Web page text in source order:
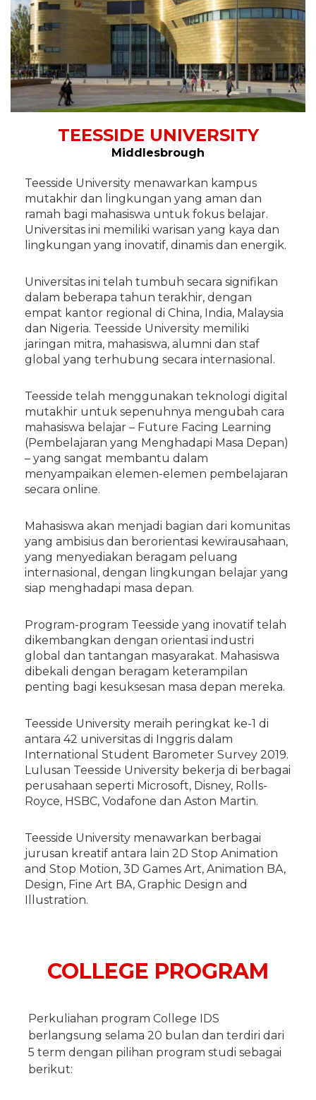
TEESSIDE UNIVERSITY
Middlesbrough
Teesside University menawarkan kampus
mutakhir dan lingkungan yang aman dan
ramah bagi mahasiswa untuk fokus belajar.
Universitas ini memiliki warisan yang kaya dan
lingkungan yang inovatif, dinamis dan energik.
Universitas ini telah tumbuh secara signifikan
dalam beberapa tahun terakhir, dengan
empat kantor regional di China, India, Malaysia
dan Nigeria. Teesside University memiliki
jaringan mitra, mahasiswa, alumni dan staf
global yang terhubung secara internasional.
Teesside telah menggunakan teknologi digital
mutakhir untuk sepenuhnya mengubah cara
mahasiswa belajar – Future Facing Learning
(Pembelajaran yang Menghadapi Masa Depan)
– yang sangat membantu dalam
menyampaikan elemen-elemen pembelajaran
secara online.
Mahasiswa akan menjadi bagian dari komunitas
yang ambisius dan berorientasi kewirausahaan,
yang menyediakan beragam peluang
internasional, dengan lingkungan belajar yang
siap menghadapi masa depan.
Program-program Teesside yang inovatif telah
dikembangkan dengan orientasi industri
global dan tantangan masyarakat. Mahasiswa
dibekali dengan beragam keterampilan
penting bagi kesuksesan masa depan mereka.
Teesside University meraih peringkat ke-1 di
antara 42 universitas di Inggris dalam
International Student Barometer Survey 2019.
Lulusan Teesside University bekerja di berbagai
perusahaan seperti Microsoft, Disney, Rolls-
Royce, HSBC, Vodafone dan Aston Martin.
Teesside University menawarkan berbagai
jurusan kreatif antara lain 2D Stop Animation
and Stop Motion, 3D Games Art, Animation BA,
Design, Fine Art BA, Graphic Design and
Illustration.
COLLEGE PROGRAM
Perkuliahan program College IDS
berlangsung selama 20 bulan dan terdiri dari
5 term dengan pilihan program studi sebagai
berikut: